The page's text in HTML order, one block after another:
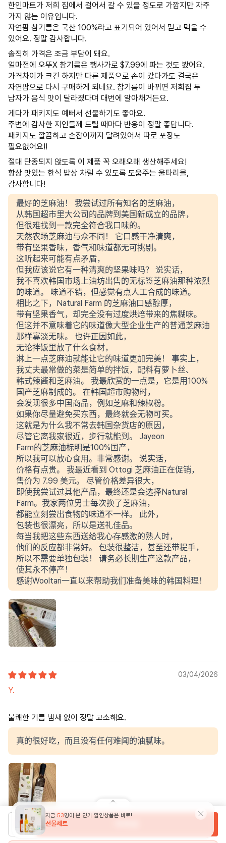
한인마트가 저희 집에서 걸어서 갈 수 있을 정도로 가깝지만 자주
가지 않는 이유입니다.
자연팜 참기름은 국산 100%라고 표기되어 있어서 믿고 먹을 수
있어요. 정말 감사합니다.
솔직히 가격은 조금 부담이 돼요.
얼마전에 오뚜X 참기름은 행사가로 $7.99에 파는 것도 봤어요.
가격차이가 크긴 하지만 다른 제품으로 손이 갔다가도 결국은
자연팜으로 다시 구매하게 되네요. 참기름이 바뀌면 저희집 두
남자가 음식 맛이 달라졌다며 대번에 알아채거든요.
게다가 패키지도 예뻐서 선물하기도 좋아요.
주변에 감사한 지인들께 드릴 때마다 반응이 정말 좋답니다.
패키지도 깔끔하고 손잡이까지 달려있어서 따로 포장도
필요없어요!!
절대 단종되지 않도록 이 제품 꼭 오래오래 생산해주세요!
항상 맛있는 한식 밥상 차릴 수 있도록 도움주는 울타리몰,
감사합니다!
最好的芝麻油！ 我尝试过所有知名的芝麻油，
从韩国超市里大公司的品牌到美国新成立的品牌，
但很难找到一款完全符合我口味的。
天然农场芝麻油与众不同！ 它口感干净清爽，
带有坚果香味，香气和味道都无可挑剔。
这听起来可能有点矛盾，
但我应该说它有一种清爽的坚果味吗？ 说实话，
我不喜欢韩国市场上油坊出售的无标签芝麻油那种浓烈
的味道。 味道不错，但感觉有点人工合成的味道。
相比之下，Natural Farm 的芝麻油口感醇厚，
带有坚果香气，却完全没有过度烘焙带来的焦糊味。
但这并不意味着它的味道像大型企业生产的普通芝麻油
那样寡淡无味。 也许正因如此，
无论拌饭里放了什么食材，
淋上一点芝麻油就能让它的味道更加完美！ 事实上，
我丈夫最常做的菜是简单的拌饭，配料有萝卜丝、
韩式辣酱和芝麻油。 我最欣赏的一点是，它是用100%
国产芝麻制成的。 在韩国超市购物时，
会发现很多中国商品，例如芝麻和辣椒粉。
如果你尽量避免买东西，最终就会无物可买。
这就是为什么我不常去韩国杂货店的原因，
尽管它离我家很近，步行就能到。 Jayeon
Farm的芝麻油标明是100%国产，
所以我可以放心食用。非常感谢。 说实话，
价格有点贵。 我最近看到 Ottogi 芝麻油正在促销，
售价为 7.99 美元。 尽管价格差异很大，
即使我尝试过其他产品，最终还是会选择Natural
Farm。我家两位男士每次换了芝麻油，
都能立刻尝出食物的味道不一样。 此外，
包装也很漂亮，所以是送礼佳品。
每当我把这些东西送给我心存感激的熟人时，
他们的反应都非常好。 包装很整洁，甚至还带提手，
所以不需要单独包装！ 请务必长期生产这款产品，
使其永不停产！
感谢Wooltari一直以来帮助我们准备美味的韩国料理！
03/04/2026
Y.
불쾌한 기름 냄새 없이 정말 고소해요.
真的很好吃，而且没有任何难闻的油腻味。